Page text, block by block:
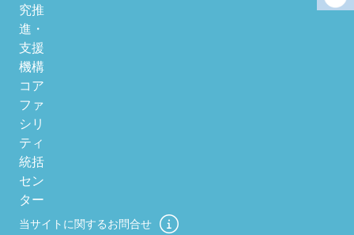
当サイトに関するお問合せ